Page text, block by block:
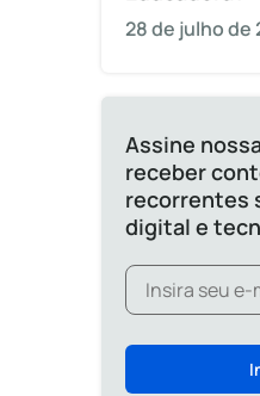
28 de julho de
Assine
receber
recorrentes
digital e